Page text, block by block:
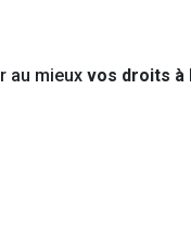
au mieux vos droits à